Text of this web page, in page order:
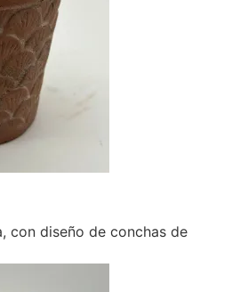
con diseño de conchas de